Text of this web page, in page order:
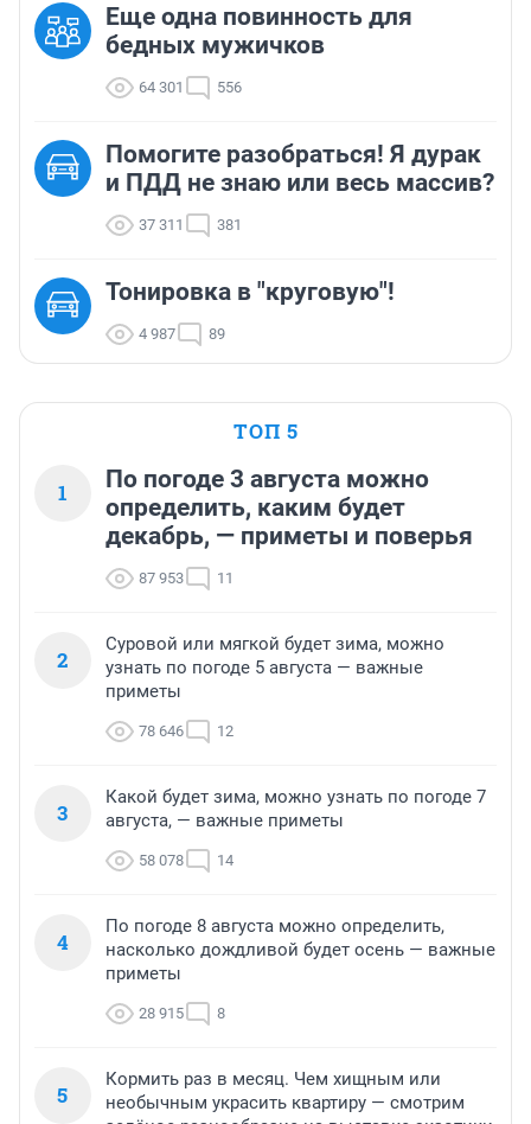
Еще одна повинность для
бедных мужичков
64 301 556
Помогите разобраться! Я дурак
и ПДД не знаю или весь массив?
37 311 381
Тонировка в "круговую"!
4 987 89
ТОП 5
1
По погоде 3 августа можно
определить, каким будет
декабрь, — приметы и поверья
87 953 11
2
Суровой или мягкой будет зима, можно
узнать по погоде 5 августа — важные
приметы
78 646 12
3
Какой будет зима, можно узнать по погоде 7
августа, — важные приметы
58 078 14
4
По погоде 8 августа можно определить,
насколько дождливой будет осень — важные
приметы
28 915 8
5
Кормить раз в месяц. Чем хищным или
необычным украсить квартиру — смотрим